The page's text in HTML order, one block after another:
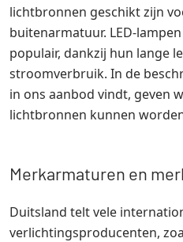
lichtbronnen geschikt zijn
buitenarmatuur. LED-
populair, dankzij hun lange
stroomverbruik. In de
in ons aanbod vindt, geven
lichtbronnen kunnen
Merkarmaturen en
Duitsland telt vele
verlichtingsproducenten,